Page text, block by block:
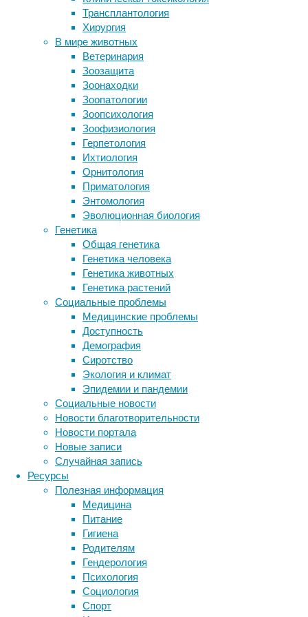
Трансплантология
Хирургия
В мире животных
Ветеринария
Зоозащита
Зоонаходки
Зоопатологии
Зоопсихология
Зоофизиология
Герпетология
Ихтиология
Орнитология
Приматология
Энтомология
Эволюционная биология
Генетика
Общая генетика
Генетика человека
Генетика животных
Генетика растений
Социальные проблемы
Медицинские проблемы
Доступность
Демография
Сиротство
Экология и климат
Эпидемии и пандемии
Социальные новости
Новости благотворительности
Новости портала
Новые записи
Случайная запись
Ресурсы
Полезная информация
Медицина
Питание
Гигиена
Родителям
Гендерология
Психология
Социология
Спорт
алкоголь,
здоровье,
знания,
медицина,
метаболизм,
питание,
физиология
Можно
посоветовать
два
основных
способа
минимизировать
ущерб
от
алкоголя
—
затруднить
всасывание
облегчить
выведение
вредных
веществ
уже
постфактум.
Как
есть
Ущерб
от
алкоголя
ребенка
Специфические способы доставки
Коровьи микробы расщепляют
пластик
Ученые объяснили, почему бабушки
любят внуков больше детей
Нейроны вкусной еды в
гипоталамусе
Следите за новостями
Метки